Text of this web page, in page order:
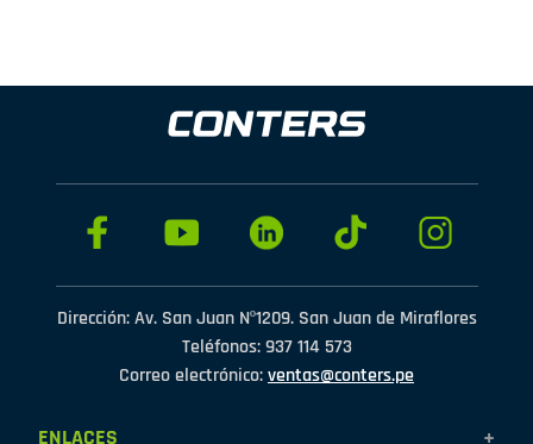
Dirección: Av. San Juan Nº1209. San Juan de Miraflores
Teléfonos: 937 114 573
Correo electrónico:ventas@conters.pe
ENLACES +